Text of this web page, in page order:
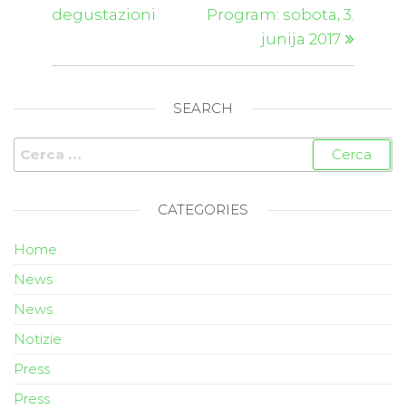
degustazioni
Program: sobota, 3.
junija 2017
SEARCH
CATEGORIES
Home
News
News
Notizie
Press
Press